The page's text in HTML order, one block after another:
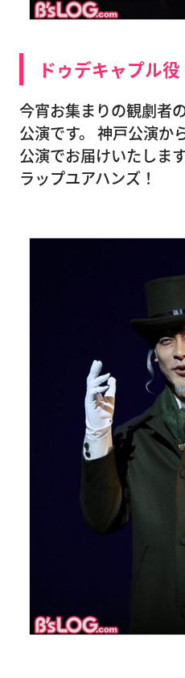
ドゥデキャプル
今宵お集まりの観劇者
公演です。 神戸公演か
公演でお届けいたしま
ラップユアハンズ！